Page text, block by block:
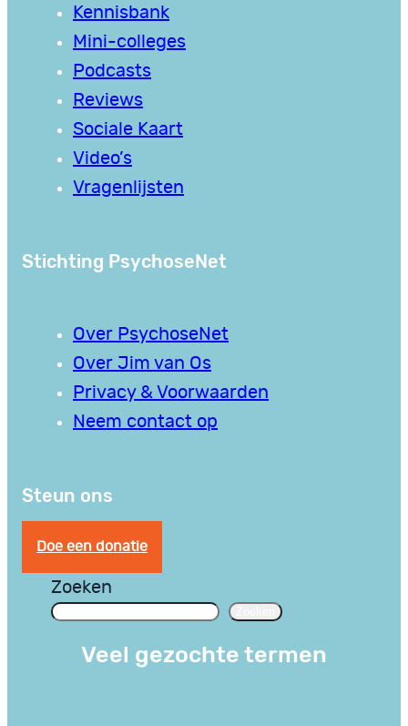
Kennisbank
Mini-colleges
Podcasts
Reviews
Sociale Kaart
Video’s
Vragenlijsten
Stichting PsychoseNet
Over PsychoseNet
Over Jim van Os
Privacy & Voorwaarden
Neem contact op
Steun ons
Doe een donatie
Zoeken
Veel gezochte termen